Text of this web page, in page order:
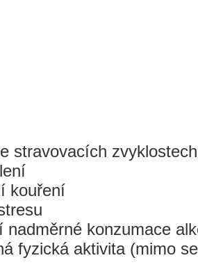
stravovacích
kouření
nadměrné konzumace
fyzická aktivita (mimo